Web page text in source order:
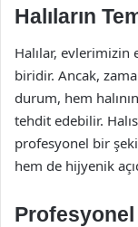
Halıların
Halılar,
biridir. Ancak,
durum, hem
tehdit edebilir.
profesyonel bir
hem de hijyenik